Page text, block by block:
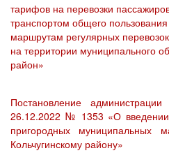
тарифов на перевозки
транспортом общего
маршрутам регулярных
на территории муниципального
район»
Постановление
26.12.2022 № 1353 «О
пригородных муниципальных
Кольчугинскому району»